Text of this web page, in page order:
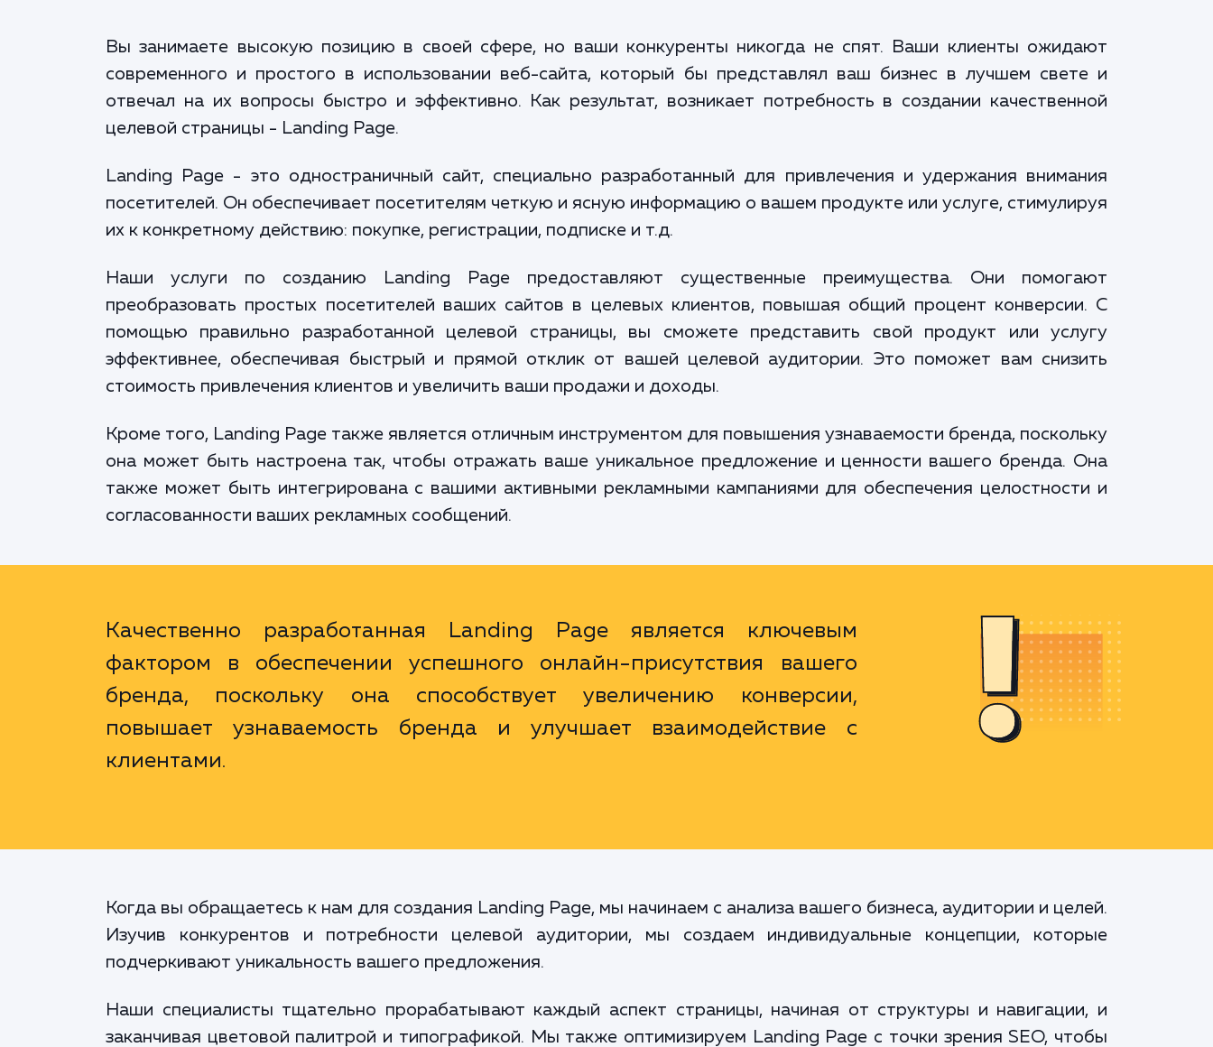
Вы занимаете высокую позицию в своей сфере, но ваши конкуренты никогда не спят. Ваши клиенты ожидают
современного и простого в использовании веб-сайта, который бы представлял ваш бизнес в лучшем свете и
отвечал на их вопросы быстро и эффективно. Как результат, возникает потребность в создании качественной
целевой страницы - Landing Page.
Landing Page - это одностраничный сайт, специально разработанный для привлечения и удержания внимания
посетителей. Он обеспечивает посетителям четкую и ясную информацию о вашем продукте или услуге, стимулируя
их к конкретному действию: покупке, регистрации, подписке и т.д.
Наши услуги по созданию Landing Page предоставляют существенные преимущества. Они помогают
преобразовать простых посетителей ваших сайтов в целевых клиентов, повышая общий процент конверсии. С
помощью правильно разработанной целевой страницы, вы сможете представить свой продукт или услугу
эффективнее, обеспечивая быстрый и прямой отклик от вашей целевой аудитории. Это поможет вам снизить
стоимость привлечения клиентов и увеличить ваши продажи и доходы.
Кроме того, Landing Page также является отличным инструментом для повышения узнаваемости бренда, поскольку
она может быть настроена так, чтобы отражать ваше уникальное предложение и ценности вашего бренда. Она
также может быть интегрирована с вашими активными рекламными кампаниями для обеспечения целостности и
согласованности ваших рекламных сообщений.
Качественно разработанная Landing Page является ключевым
фактором в обеспечении успешного онлайн-присутствия вашего
бренда, поскольку она способствует увеличению конверсии,
повышает узнаваемость бренда и улучшает взаимодействие с
клиентами.
Когда вы обращаетесь к нам для создания Landing Page, мы начинаем с анализа вашего бизнеса, аудитории и целей.
Изучив конкурентов и потребности целевой аудитории, мы создаем индивидуальные концепции, которые
подчеркивают уникальность вашего предложения.
Наши специалисты тщательно прорабатывают каждый аспект страницы, начиная от структуры и навигации, и
заканчивая цветовой палитрой и типографикой. Мы также оптимизируем Landing Page с точки зрения SEO, чтобы